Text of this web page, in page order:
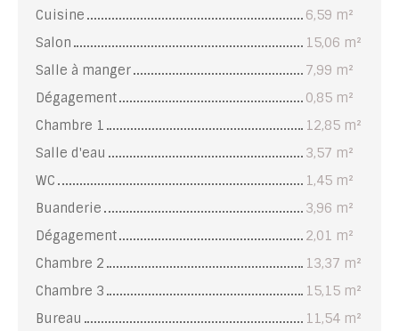
Cuisine
6,59 m²
Salon
15,06 m²
Salle à manger
7,99 m²
Dégagement
0,85 m²
Chambre 1
12,85 m²
Salle d'eau
3,57 m²
WC
1,45 m²
Buanderie
3,96 m²
Dégagement
2,01 m²
Chambre 2
13,37 m²
Chambre 3
15,15 m²
Bureau
11,54 m²